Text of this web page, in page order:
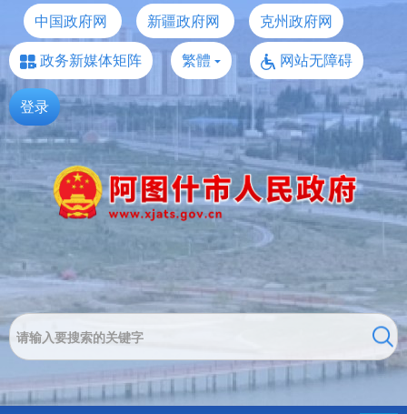
中国政府网 新疆政府网
克州政府网
政务新媒体矩阵
繁體 网站无障碍
登录